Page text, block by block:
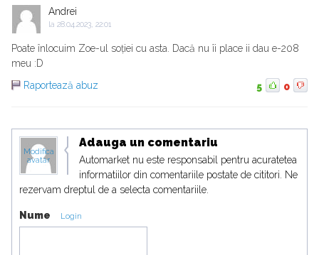
Andrei
la 28.04.2023, 22:01
Poate înlocuim Zoe-ul soției cu asta. Dacă nu îi place ii dau e-208
meu :D
Raportează abuz
5 0
Modifica
avatar
Adauga un comentariu
Automarket nu este responsabil pentru acuratetea
informatiilor din comentariile postate de cititori. Ne
rezervam dreptul de a selecta comentariile.
Nume Login